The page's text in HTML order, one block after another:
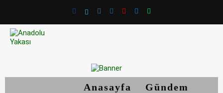
Anasayfa
Gündem